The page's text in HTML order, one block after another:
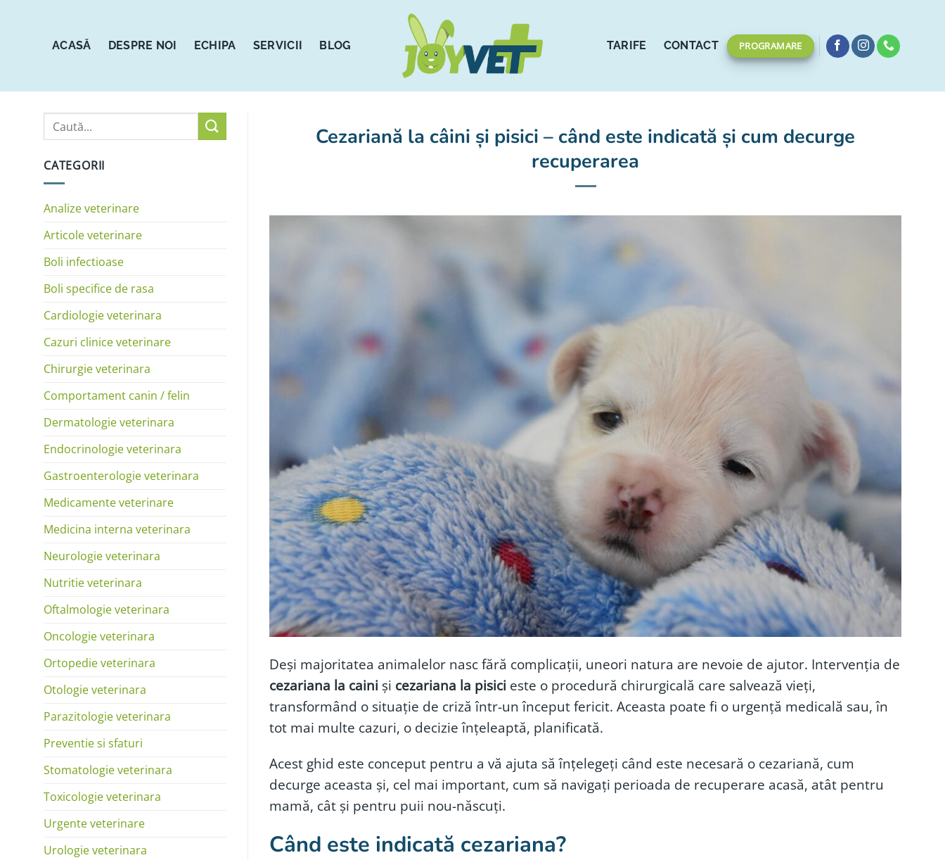
ACASĂ DESPRE NOI ECHIPA SERVICII BLOG TARIFE CONTACT PROGRAMARE
CATEGORII
Analize veterinare
Articole veterinare
Boli infectioase
Boli specifice de rasa
Cardiologie veterinara
Cazuri clinice veterinare
Chirurgie veterinara
Comportament canin / felin
Dermatologie veterinara
Endocrinologie veterinara
Gastroenterologie veterinara
Medicamente veterinare
Medicina interna veterinara
Neurologie veterinara
Nutritie veterinara
Oftalmologie veterinara
Oncologie veterinara
Ortopedie veterinara
Otologie veterinara
Parazitologie veterinara
Preventie si sfaturi
Stomatologie veterinara
Toxicologie veterinara
Urgente veterinare
Urologie veterinara
Cezariană la câini și pisici – când este indicată și cum decurge
recuperarea
Deși majoritatea animalelor nasc fără complicații, uneori natura are nevoie de ajutor. Intervenția de
cezariana la caini și cezariana la pisici este o procedură chirurgicală care salvează vieți,
transformând o situație de criză într-un început fericit. Aceasta poate fi o urgență medicală sau, în
tot mai multe cazuri, o decizie înțeleaptă, planificată.
Acest ghid este conceput pentru a vă ajuta să înțelegeți când este necesară o cezariană, cum
decurge aceasta și, cel mai important, cum să navigați perioada de recuperare acasă, atât pentru
mamă, cât și pentru puii nou-născuți.
Când este indicată cezariana?